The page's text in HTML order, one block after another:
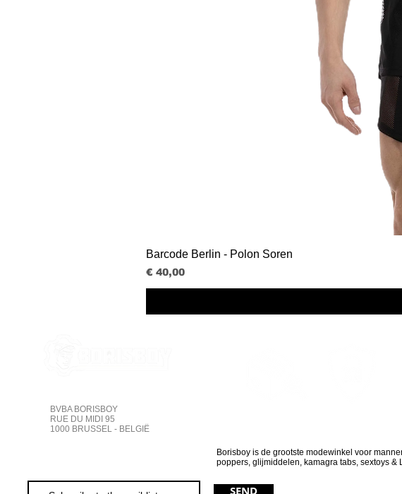
Barcode Berlin - Polon Soren
Prijs
€ 40,00
BVBA BORISBOY
RUE DU MIDI 95
1000 BRUSSEL - BELGIË
SEND
Borisboy is de grootste modewinkel voor
poppers, glijmiddelen, kamagra tabs, sextoys &